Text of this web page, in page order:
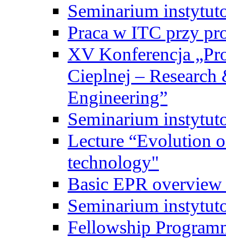
Seminarium
Praca w ITC przy
XV Konferencja
Cieplnej –
Engineering”
Seminarium
Lecture “Evolution
technology"
Basic EPR overview
Seminarium
Fellowship